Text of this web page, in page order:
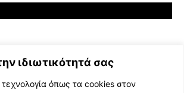
ιδιωτικότητά σας
όπως τα cookies στον